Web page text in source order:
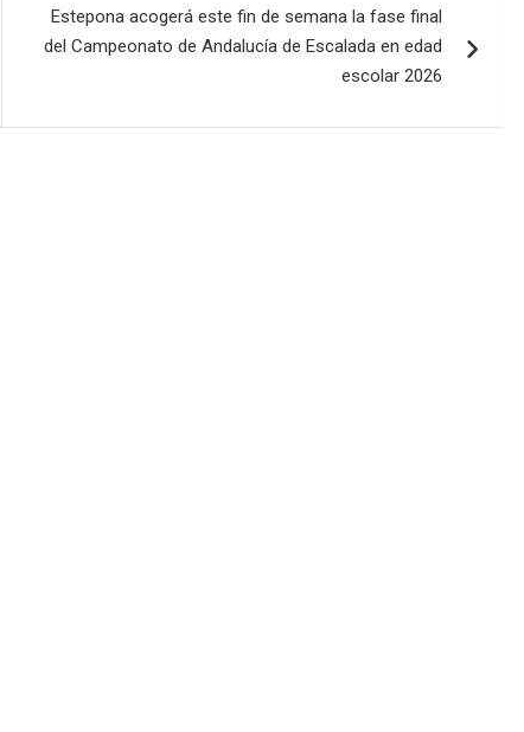
Estepona acogerá este fin de semana la fase final
del Campeonato de Andalucía de Escalada en edad
escolar 2026